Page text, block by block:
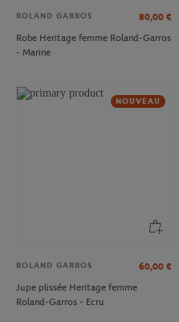
ROLAND GARROS 80,00 €
Robe Heritage femme Roland-Garros
- Marine
NOUVEAU
ROLAND GARROS 60,00 €
Jupe plissée Heritage femme
Roland-Garros - Ecru